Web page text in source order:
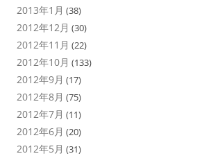
2013年1月 (38)
2012年12月 (30)
2012年11月 (22)
2012年10月 (133)
2012年9月 (17)
2012年8月 (75)
2012年7月 (11)
2012年6月 (20)
2012年5月 (31)